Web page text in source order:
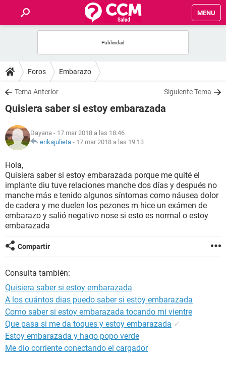
MENU
FOROS
SALUD
FAMILIA
NUTRICIÓN
BIENESTAR
SEXUALIDAD
GLOSARIO
Foros Embarazo
Tema Anterior Siguiente Tema
Quisiera saber si estoy embarazada
Dayana - 17 mar 2018 a las 18:46
erikajulieta - 17 mar 2018 a las 19:13
Hola,
Quisiera saber si estoy embarazada porque me quité el
implante diu tuve relaciones manche dos días y después no
manche más e tenido algunos síntomas como náusea dolor
de cadera y me duelen los pezones m hice un exámen de
embarazo y salió negativo nose si esto es normal o estoy
embarazada
Compartir
Consulta también:
Quisiera saber si estoy embarazada
A los cuántos dias puedo saber si estoy embarazada
Como saber si estoy embarazada tocando mi vientre
Que pasa si me da toques y estoy embarazada ✓
Estoy embarazada y hago popo verde
Me dio corriente conectando el cargador